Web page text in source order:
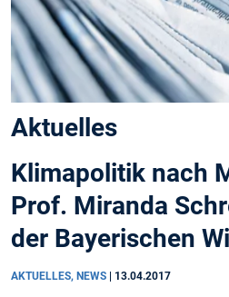
Aktuelles
Klimapolitik nach
Prof. Miranda
der Bayerischen
AKTUELLES, NEWS 13.04.2017